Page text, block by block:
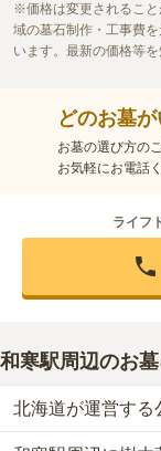
価格は変更されるこ
域の墓石制作・工事費
います。最新の価格等
どのお墓
お墓の選び方の
お気軽にお電話
ライフ
和寒駅周辺のお
北海道が運営する